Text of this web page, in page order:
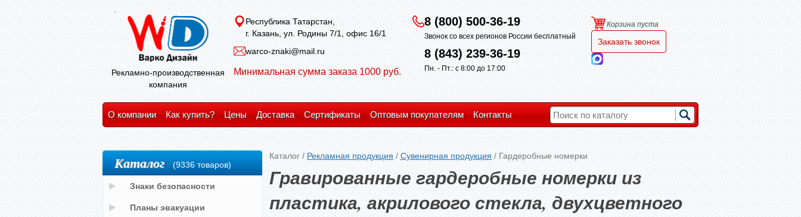
Рекламно-производственная
компания
Республика Татарстан,
г. Казань, ул. Родины 7/1, офис 16/1
warco-znaki@mail.ru
Минимальная сумма заказа 1000 руб.
8 (800) 500-36-19
Звонок со всех регионов России бесплатный
8 (843) 239-36-19
Пн. - Пт.: с 8:00 до 17:00
Корзина пуста
Заказать звонок
О компании Как купить? Цены Доставка Сертификаты Оптовым покупателям Контакты
Каталог / Рекламная продукция / Сувенирная продукция / Гардеробные номерки
Гравированные гардеробные номерки из
пластика, акрилового стекла, двухцветного
Каталог (9336 товаров)
Знаки безопасности
Планы эвакуации